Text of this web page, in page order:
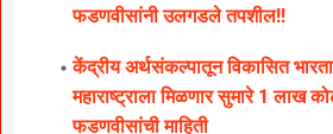
फडणवीसांनी उलगडले तपशील!!
केंद्रीय अर्थसंकल्पातून विकासित
महाराष्ट्राला मिळणार सुमारे 1 लाख
फडणवीसांची माहिती